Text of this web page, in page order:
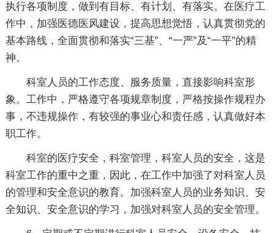
执行各项制度，做到有目标、有计划、有落实。在医疗工
作中，加强医德医风建设，提高思想觉悟，认真贯彻党的
基本路线，全面贯彻和落实“三基”、“一严”及“一平”的精
神。
科室人员的工作态度、服务质量，直接影响科室形
象。工作中，严格遵守各项规章制度，严格按操作规程办
事，不违规操作，有较强的事业心和责任感，认真做好本
职工作。
科室的医疗安全，科室管理，科室人员的安全，这是
科室工作的重中之重，因此，在工作中加强了对科室人员
的管理和安全意识的教育。加强科室人员的业务知识、安
全知识、安全意识的学习，加强对科室人员的安全管理。